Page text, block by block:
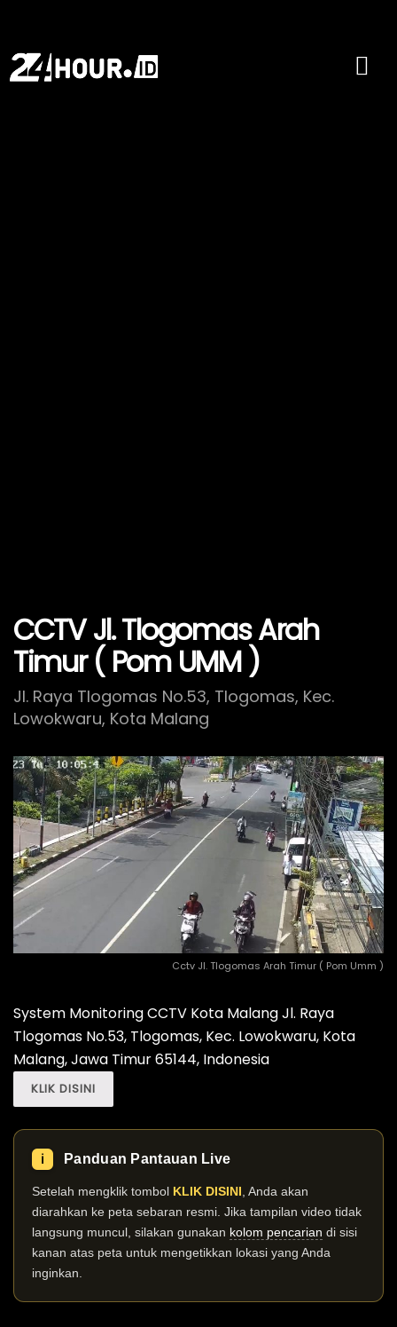
CCTV Jl. Tlogomas Arah
Timur ( Pom UMM )
Jl. Raya Tlogomas No.53, Tlogomas, Kec.
Lowokwaru, Kota Malang
Cctv Jl. Tlogomas Arah Timur ( Pom Umm )
System Monitoring CCTV Kota Malang Jl. Raya
Tlogomas No.53, Tlogomas, Kec. Lowokwaru, Kota
Malang, Jawa Timur 65144, Indonesia
KLIK DISINI
ℹ️ Panduan Pantauan Live
Setelah mengklik tombol KLIK DISINI , Anda akan
diarahkan ke peta sebaran resmi. Jika tampilan video tidak
langsung muncul, silakan gunakan kolom pencarian di sisi
kanan atas peta untuk mengetikkan lokasi yang Anda
inginkan.